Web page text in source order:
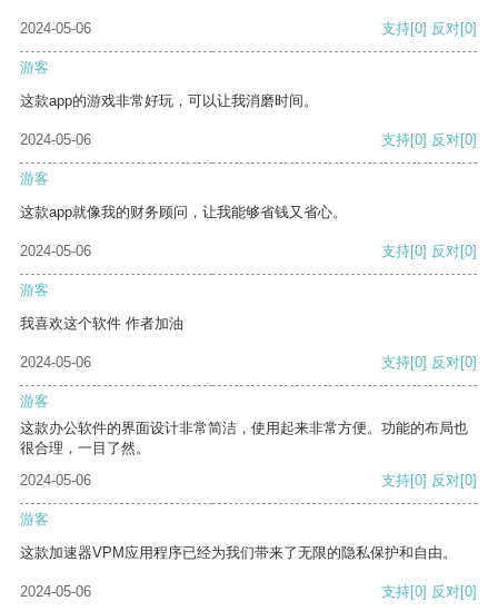
2024-05-06 支持[0] 反对[0]
游客
这款app的游戏非常好玩，可以让我消磨时间。
2024-05-06 支持[0] 反对[0]
游客
这款app就像我的财务顾问，让我能够省钱又省心。
2024-05-06 支持[0] 反对[0]
游客
我喜欢这个软件 作者加油
2024-05-06 支持[0] 反对[0]
游客
这款办公软件的界面设计非常简洁，使用起来非常方便。功能的布局也
很合理，一目了然。
2024-05-06
支持[0] 反对[0]
游客
这款加速器VPM应用程序已经为我们带来了无限的隐私保护和自由。
2024-05-06 支持[0] 反对[0]